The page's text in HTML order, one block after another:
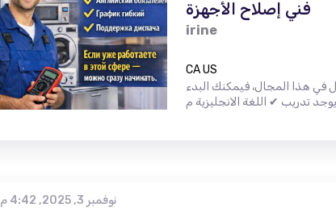
فني إصلاح الأجهزة
irine
CA US
في هذا المجال، فيمكنك البدء
نوفمبر 3, 2025, 4:42 م